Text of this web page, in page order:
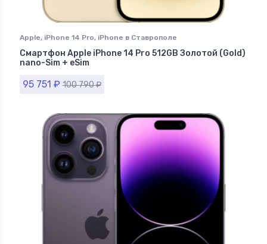
Apple, iPhone 14 Pro, iPhone в Ставрополе
Смартфон Apple iPhone 14 Pro 512GB Золотой (Gold)
nano-Sim + eSim
95 751 ₽ 100 790₽